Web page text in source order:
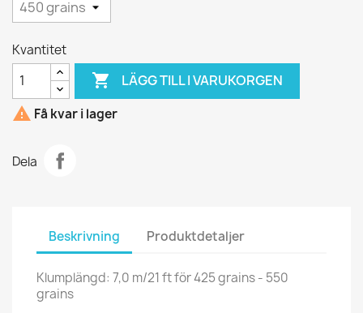
Kvantitet
 LÄGG TILL I VARUKORGEN
 Få kvar i lager
Dela
Beskrivning Produktdetaljer
Klumplängd: 7,0 m/21 ft för 425 grains - 550
grains